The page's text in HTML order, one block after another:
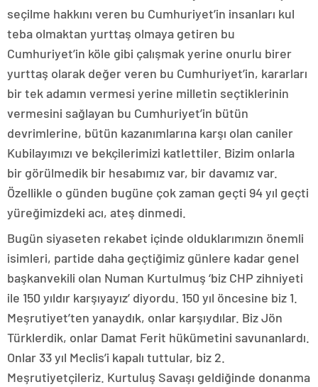
seçilme hakkını veren bu Cumhuriyet’in insanları kul
teba olmaktan yurttaş olmaya getiren bu
Cumhuriyet’in köle gibi çalışmak yerine onurlu birer
yurttaş olarak değer veren bu Cumhuriyet’in, kararları
bir tek adamın vermesi yerine milletin seçtiklerinin
vermesini sağlayan bu Cumhuriyet’in bütün
devrimlerine, bütün kazanımlarına karşı olan caniler
Kubilayımızı ve bekçilerimizi katlettiler. Bizim onlarla
bir görülmedik bir hesabımız var, bir davamız var.
Özellikle o günden bugüne çok zaman geçti 94 yıl geçti
yüreğimizdeki acı, ateş dinmedi.
Bugün siyaseten rekabet içinde olduklarımızın önemli
isimleri, partide daha geçtiğimiz günlere kadar genel
başkanvekili olan Numan Kurtulmuş ‘biz CHP zihniyeti
ile 150 yıldır karşıyayız’ diyordu. 150 yıl öncesine biz 1.
Meşrutiyet’ten yanaydık, onlar karşıydılar. Biz Jön
Türklerdik, onlar Damat Ferit hükümetini savunanlardı.
Onlar 33 yıl Meclis’i kapalı tuttular, biz 2.
Meşrutiyetçileriz. Kurtuluş Savaşı geldiğinde donanma